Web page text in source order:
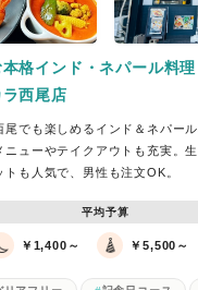
格インド・ネパール料
西尾店
尾でも楽しめるインド＆ネパー
ニューやテイクアウトも充実。
も人気で、男性も注文OK。
平均予算
￥1,400～ ￥5,500～